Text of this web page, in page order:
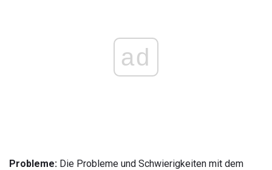
ad
Probleme: Die Probleme und Schwierigkeiten mit dem